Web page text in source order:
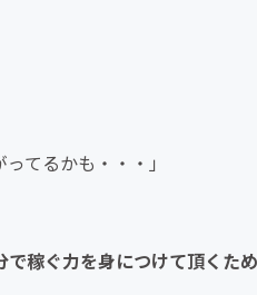
てるかも・・・」
稼ぐ力を身につけて頂くた